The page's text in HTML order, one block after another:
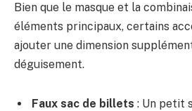
Bien que le masque et la
éléments principaux, certains
ajouter une dimension
déguisement.
Faux sac de billets : Un petit